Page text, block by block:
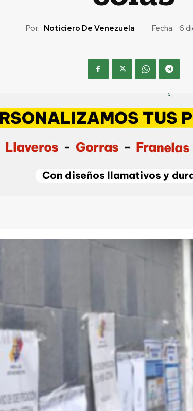
Por: Noticiero De Venezuela Fecha: 6